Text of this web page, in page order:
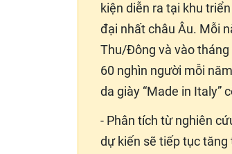
kiện diễn ra tại khu
đại nhất châu Âu. Mỗi
Thu/Đông và vào
60 nghìn người mỗi
da giày “Made in Italy”
- Phân tích từ nghiên
dự kiến sẽ tiếp tục tăng